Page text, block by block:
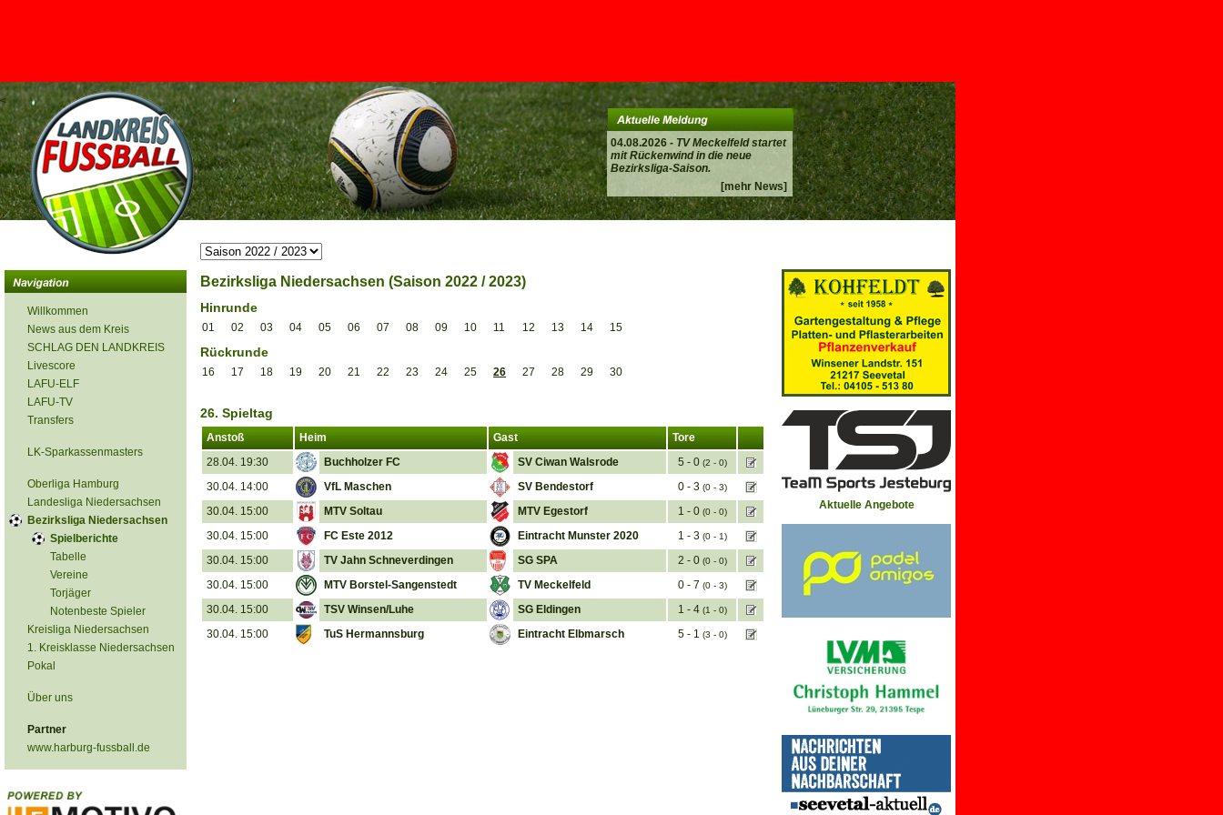
04.08.2026 - TV Meckelfeld startet
mit Rückenwind in die neue
Bezirksliga-Saison.
[mehr News]
<
Willkommen
News aus dem Kreis
SCHLAG DEN LANDKREIS
Livescore
LAFU-ELF
LAFU-TV
Transfers
LK-Sparkassenmasters
Oberliga Hamburg
Landesliga Niedersachsen
Bezirksliga Niedersachsen
Spielberichte
Tabelle
Vereine
Torjäger
Notenbeste Spieler
Kreisliga Niedersachsen
1. Kreisklasse Niedersachsen
Pokal
Über uns
Partner
www.harburg-fussball.de
Bezirksliga Niedersachsen (Saison 2022 / 2023)
Hinrunde
01 02 03 04 05 06 07 08 09 10 11 12 13 14 15
Rückrunde
16 17 18 19 20 21 22 23 24 25 26 27 28 29 30
26. Spieltag
Anstoß Heim Gast
Tore
28.04. 19:30
Buchholzer FC SV Ciwan Walsrode 5 - 0 (2 - 0)
30.04. 14:00 VfL Maschen SV Bendestorf 0 - 3 (0 - 3)
30.04. 15:00 MTV Soltau MTV Egestorf 1 - 0 (0 - 0)
30.04. 15:00 FC Este 2012 Eintracht Munster 2020 1 - 3 (0 - 1)
30.04. 15:00 TV Jahn Schneverdingen SG SPA 2 - 0 (0 - 0)
30.04. 15:00 MTV Borstel-Sangenstedt TV Meckelfeld 0 - 7 (0 - 3)
30.04. 15:00 TSV Winsen/Luhe SG Eldingen 1 - 4 (1 - 0)
30.04. 15:00 TuS Hermannsburg Eintracht Elbmarsch 5 - 1 (3 - 0)
Aktuelle Angebote